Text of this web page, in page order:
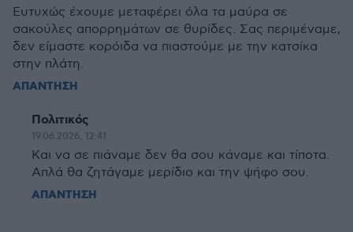
Ευτυχώς έχουμε μεταφέρει όλα τα μαύρα σε
σακούλες απορρημάτων σε θυρίδες. Σας περιμέναμε,
δεν είμαστε κορόιδα να πιαστούμε με την κατσίκα
στην πλάτη.
ΑΠΑΝΤΗΣΗ
Πολιτικός
19.06.2026, 12:41
Και να σε πιάναμε δεν θα σου κάναμε και τίποτα.
Απλά θα ζητάγαμε μερίδιο και την ψήφο σου.
ΑΠΑΝΤΗΣΗ